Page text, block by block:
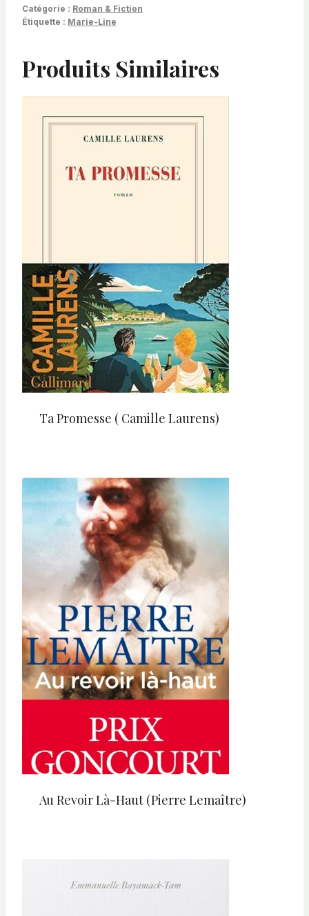
Catégorie : Roman & Fiction
Étiquette : Marie-Line
Produits Similaires
Ta Promesse ( Camille Laurens)
Au Revoir Là-Haut (Pierre Lemaître)